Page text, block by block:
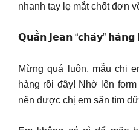
nhanh tay lẹ mắt chốt đơn
𝗤𝘂𝗮̂̀𝗻 𝗝𝗲𝗮𝗻 “𝗰𝗵𝗮́𝘆” 𝗵𝗮̀𝗻𝗴
Mừng quá luôn, mẫu chị
hàng rồi đây! Nhờ lên
nên được chị em săn tìm